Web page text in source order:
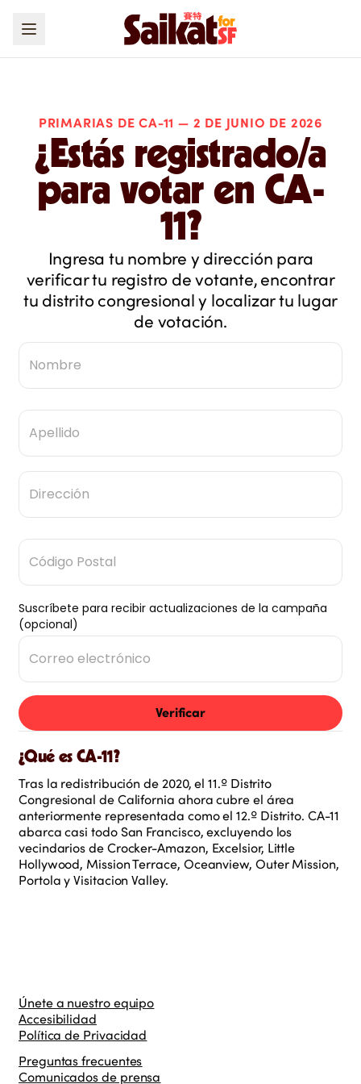
PRIMARIAS DE CA-11 — 2 DE JUNIO DE 2026
¿Estás registrado/a
para votar en CA-
11?
Ingresa tu nombre y dirección para
verificar tu registro de votante, encontrar
tu distrito congresional y localizar tu lugar
de votación.
Suscríbete para recibir actualizaciones de la campaña
(opcional)
Verificar
¿Qué es CA-11?
Tras la redistribución de 2020, el 11.º Distrito
Congresional de California ahora cubre el área
anteriormente representada como el 12.º Distrito. CA-11
abarca casi todo San Francisco, excluyendo los
vecindarios de Crocker-Amazon, Excelsior, Little
Hollywood, Mission Terrace, Oceanview, Outer Mission,
Portola y Visitacion Valley.
Únete a nuestro equipo
Accesibilidad
Política de Privacidad
Preguntas frecuentes
Comunicados de prensa